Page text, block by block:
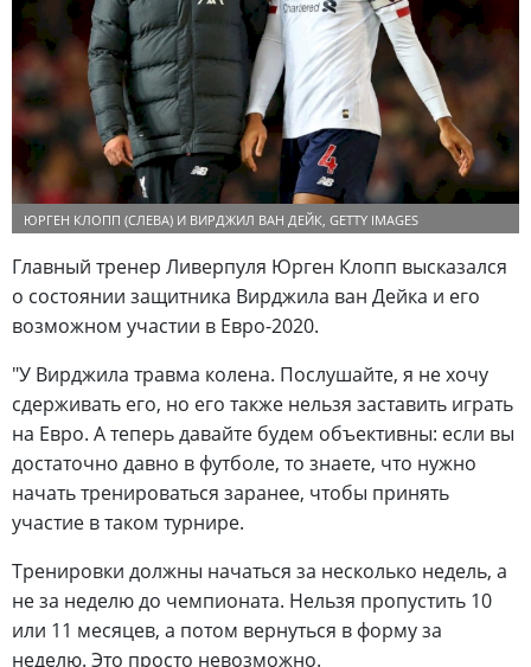
ЮРГЕН КЛОПП (СЛЕВА) И ВИРДЖИЛ ВАН ДЕЙК, GETTY IMAGES
Главный тренер Ливерпуля Юрген Клопп высказался
о состоянии защитника Вирджила ван Дейка и его
возможном участии в Евро-2020.
"У Вирджила травма колена. Послушайте, я не хочу
сдерживать его, но его также нельзя заставить играть
на Евро. А теперь давайте будем объективны: если вы
достаточно давно в футболе, то знаете, что нужно
начать тренироваться заранее, чтобы принять
участие в таком турнире.
Тренировки должны начаться за несколько недель, а
не за неделю до чемпионата. Нельзя пропустить 10
или 11 месяцев, а потом вернуться в форму за
неделю. Это просто невозможно.